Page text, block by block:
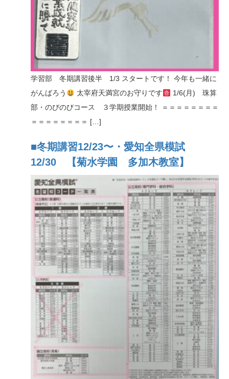
学習部 冬期講習後半 1/3 スタートです！ 今年も一緒に
がんばろう
太宰府天満宮のお守りです
1/6(月) 珠算
部・のびのびコース ３学期授業開始！ ＝＝＝＝＝＝＝＝
＝＝＝＝＝＝＝＝ […]
■冬期講習12/23〜・愛知全県模試
12/30 【菊水学園 多加木教室】